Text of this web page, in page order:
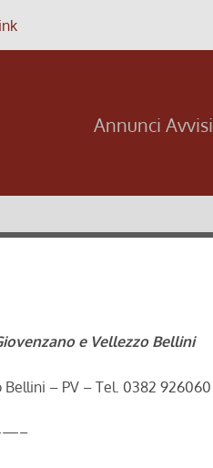
Annunci Avvisi
e Vellezzo Bellini
Bellini – PV – Tel. 0382 926060